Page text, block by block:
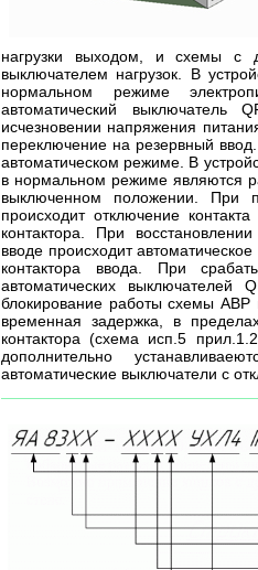
нагрузки выходом, и схемы с
выключателем нагрузок. В
нормальном режиме
автоматический
исчезновении напряжения
переключение на резервный
автоматическом режиме. В
в нормальном режиме являются
выключенном положении. При
происходит отключение
контактора. При
вводе происходит
контактора ввода. При
автоматических
блокирование работы схемы АВР
временная задержка, в
контактора (схема исп.5
дополнительно
автоматические выключатели с